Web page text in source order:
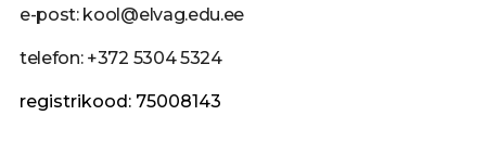
e-post: kool@elvag.edu.ee
telefon: +372 5304 5324
registrikood: 75008143